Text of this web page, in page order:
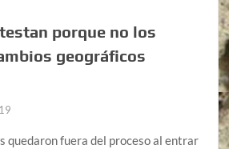
porque no los
geográficos
quedaron fuera del proceso al entrar